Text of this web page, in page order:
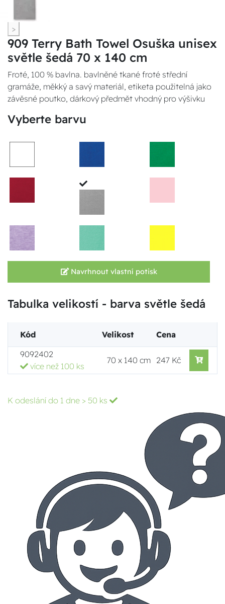
>
909 Terry Bath Towel Osuška unisex
světle šedá 70 x 140 cm
Froté, 100 % bavlna. bavlněné tkané froté střední
gramáže, měkký a savý materiál, etiketa použitelná jako
závěsné poutko, dárkový předmět vhodný pro výšivku
Vyberte barvu
Navrhnout vlastní potisk
Tabulka velikostí - barva světle šedá
Kód Velikost
Cena
9092402
více než 100 ks
70 x 140 cm 247 Kč
K odeslání do 1 dne > 50 ks